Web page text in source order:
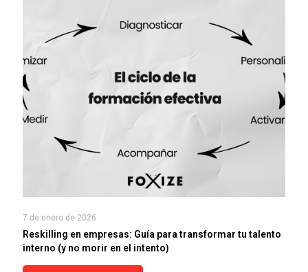
7 de enero de 2026
Reskilling en empresas: Guía para transformar tu talento
interno (y no morir en el intento)